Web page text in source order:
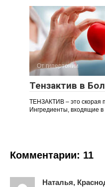
От гипертонии
Тензактив в
ТЕНЗАКТИВ – это скорая
Ингредиенты, входящие в
Комментарии: 11
Наталья,